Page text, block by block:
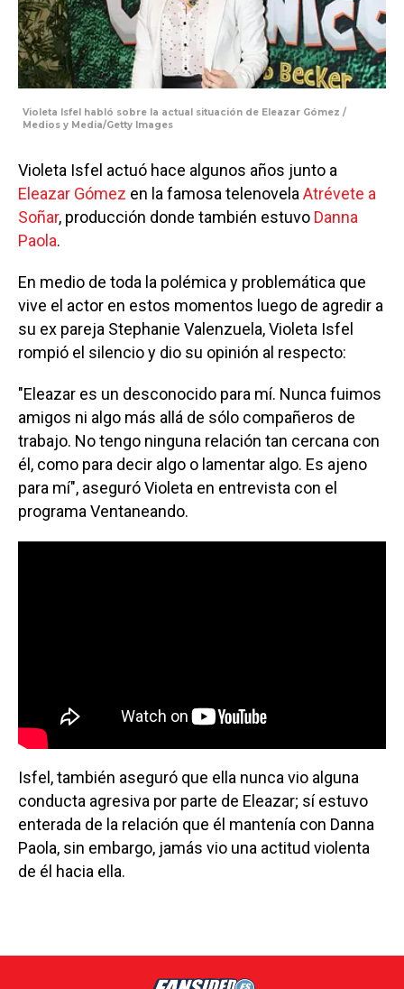
Violeta Isfel habló sobre la actual situación de Eleazar Gómez /
Medios y Media/Getty Images
Violeta Isfel actuó hace algunos años junto a
Eleazar Gómez en la famosa telenovela Atrévete a
Soñar, producción donde también estuvo Danna
Paola.
En medio de toda la polémica y problemática que
vive el actor en estos momentos luego de agredir a
su ex pareja Stephanie Valenzuela, Violeta Isfel
rompió el silencio y dio su opinión al respecto:
"Eleazar es un desconocido para mí. Nunca fuimos
amigos ni algo más allá de sólo compañeros de
trabajo. No tengo ninguna relación tan cercana con
él, como para decir algo o lamentar algo. Es ajeno
para mí", aseguró Violeta en entrevista con el
programa Ventaneando.
Isfel, también aseguró que ella nunca vio alguna
conducta agresiva por parte de Eleazar; sí estuvo
enterada de la relación que él mantenía con Danna
Paola, sin embargo, jamás vio una actitud violenta
de él hacia ella.